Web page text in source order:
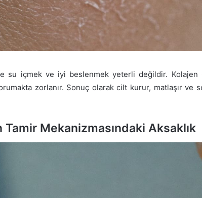
su içmek ve iyi beslenmek yeterli değildir.
zorlanır. Sonuç olarak cilt kurur, matlaşır ve
Mekanizmasındaki Aksaklık